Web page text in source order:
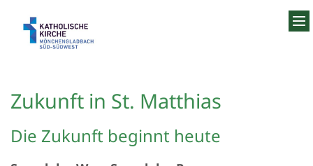
Zukunft in St. Matthias
Die Zukunft beginnt heute